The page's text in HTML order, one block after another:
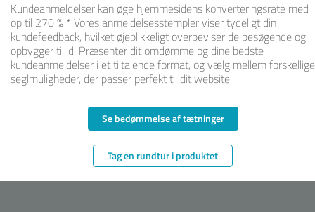
Kundeanmeldelser kan øge hjemmesidens konverteringsrate med
op til 270 % * Vores anmeldelsesstempler viser tydeligt din
kundefeedback, hvilket øjeblikkeligt overbeviser de besøgende og
opbygger tillid. Præsenter dit omdømme og dine bedste
kundeanmeldelser i et tiltalende format, og vælg mellem forskellige
seglmuligheder, der passer perfekt til dit website.
Se bedømmelse af tætninger
Tag en rundtur i produktet